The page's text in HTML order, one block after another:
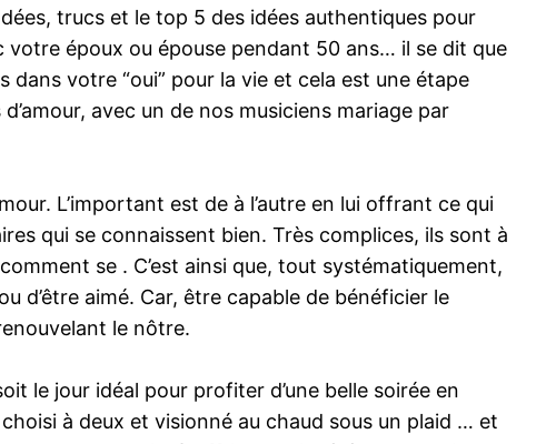
trucs et le top 5 des idées authentiques pour
époux ou épouse pendant 50 ans… il se dit que
dans votre “oui” pour la vie et cela est une étape
avec un de nos musiciens mariage par
L’important est de à l’autre en lui offrant ce qui
qui se connaissent bien. Très complices, ils sont à
se . C’est ainsi que, tout systématiquement,
d’être aimé. Car, être capable de bénéficier le
le nôtre.
le jour idéal pour profiter d’une belle soirée en
à deux et visionné au chaud sous un plaid … et